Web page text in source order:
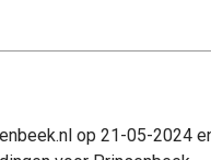
op 21-05-2024